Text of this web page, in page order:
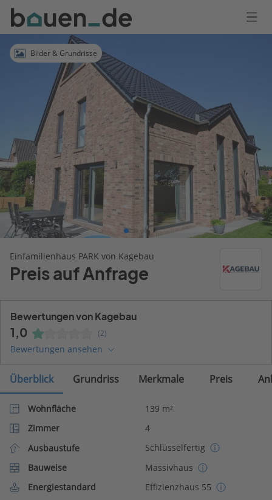
Bauen
Logo
AnmeldenBilder & Grundrisse
Einfamilienhaus PARK von Kagebau
Preis auf Anfrage
Bewertungen von Kagebau
1,0 (2)
Bewertungen ansehen
Überblick Grundriss Merkmale Preis
Wohnfläche
139 m²
Zimmer
4
Ausbaustufe
Schlüsselfertig
Bauweise
Massivhaus
Energiestandard
Effizienzhaus 55